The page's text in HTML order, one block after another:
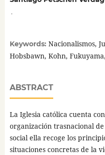
Keywords: Nacionalismos,
Hobsbawn, Kohn,
ABSTRACT
La Iglesia católica cuenta
organización trasnacional
social ella recoge los
situaciones concretas de la